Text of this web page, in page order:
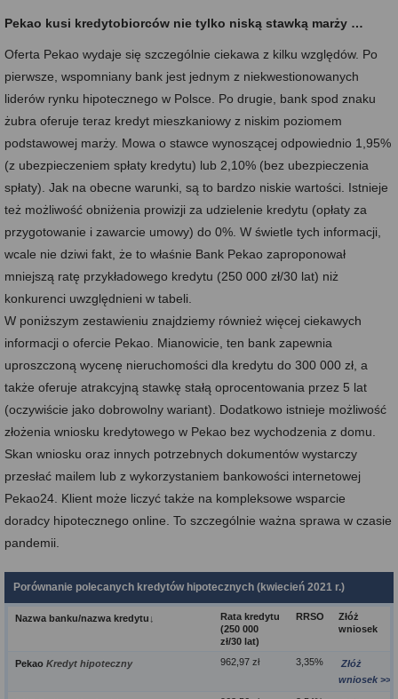
Pekao kusi kredytobiorców nie tylko niską stawką marży …
Oferta Pekao wydaje się szczególnie ciekawa z kilku względów. Po
pierwsze, wspomniany bank jest jednym z niekwestionowanych
liderów rynku hipotecznego w Polsce. Po drugie, bank spod znaku
żubra oferuje teraz kredyt mieszkaniowy z niskim poziomem
podstawowej marży. Mowa o stawce wynoszącej odpowiednio 1,95%
(z ubezpieczeniem spłaty kredytu) lub 2,10% (bez ubezpieczenia
spłaty). Jak na obecne warunki, są to bardzo niskie wartości. Istnieje
też możliwość obniżenia prowizji za udzielenie kredytu (opłaty za
przygotowanie i zawarcie umowy) do 0%. W świetle tych informacji,
wcale nie dziwi fakt, że to właśnie Bank Pekao zaproponował
mniejszą ratę przykładowego kredytu (250 000 zł/30 lat) niż
konkurenci uwzględnieni w tabeli.
W poniższym zestawieniu znajdziemy również więcej ciekawych
informacji o ofercie Pekao. Mianowicie, ten bank zapewnia
uproszczoną wycenę nieruchomości dla kredytu do 300 000 zł, a
także oferuje atrakcyjną stawkę stałą oprocentowania przez 5 lat
(oczywiście jako dobrowolny wariant). Dodatkowo istnieje możliwość
złożenia wniosku kredytowego w Pekao bez wychodzenia z domu.
Skan wniosku oraz innych potrzebnych dokumentów wystarczy
przesłać mailem lub z wykorzystaniem bankowości internetowej
Pekao24. Klient może liczyć także na kompleksowe wsparcie
doradcy hipotecznego online. To szczególnie ważna sprawa w czasie
pandemii.
Porównanie polecanych kredytów hipotecznych (kwiecień 2021 r.)
Nazwa banku/nazwa kredytu ↓
Rata kredytu
(250 000
zł/30 lat)
RRSO
Złóż
wniosek
Pekao Kredyt hipoteczny 962,97 zł 3,35%
Złóż
wniosek >>